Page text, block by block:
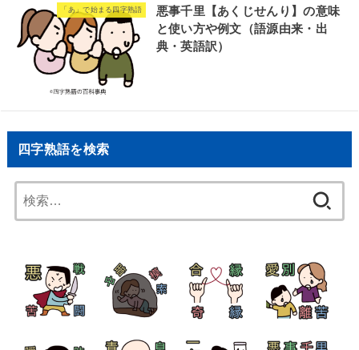
「あ」で始まる四字熟語
悪事千里【あくじせんり】の意味
と使い方や例文（語源由来・出
典・英語訳）
四字熟語を検索
索: